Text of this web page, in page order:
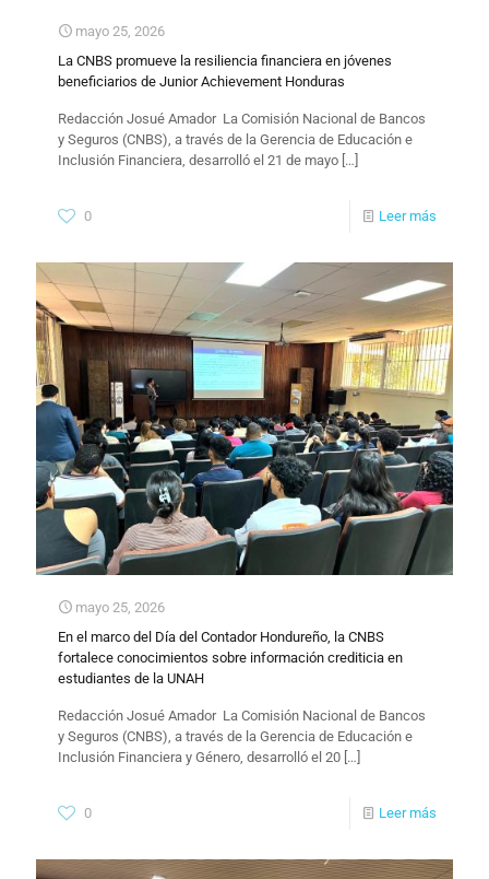
mayo 25, 2026
La CNBS promueve la resiliencia financiera en jóvenes
beneficiarios de Junior Achievement Honduras
​Redacción Josué Amador La Comisión Nacional de Bancos
y Seguros (CNBS), a través de la Gerencia de Educación e
Inclusión Financiera, desarrolló el 21 de mayo […]
0 Leer más
mayo 25, 2026
En el marco del Día del Contador Hondureño, la CNBS
fortalece conocimientos sobre información crediticia en
estudiantes de la UNAH
​Redacción Josué Amador La Comisión Nacional de Bancos
y Seguros (CNBS), a través de la Gerencia de Educación e
Inclusión Financiera y Género, desarrolló el 20 […]
0 Leer más